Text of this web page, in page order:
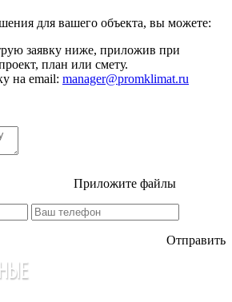
для вашего объекта, вы можете:
заявку ниже, приложив при
план или смету.
на email: manager@promklimat.ru
Приложите файлы
Отправить